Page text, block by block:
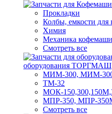
Прокладки
Колбы, емкости для
Химия
Механика
Смотреть все
оборудования ТОРГМАШ
МИМ-300, МИМ-
ТМ-32
МОК-
МПР-350, МПР-
Смотреть все